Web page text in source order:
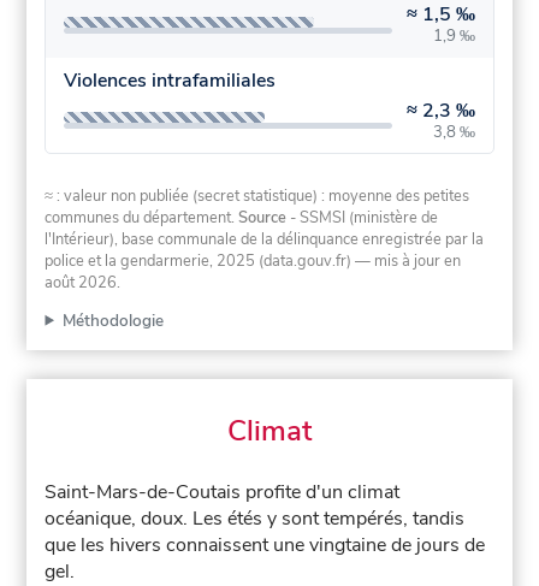
≈ 1,5 ‰
1,9 ‰
Violences intrafamiliales
≈ 2,3 ‰
3,8 ‰
≈ : valeur non publiée (secret statistique) : moyenne des petites
communes du département.Source - SSMSI (ministère de
l'Intérieur), base communale de la délinquance enregistrée par la
police et la gendarmerie, 2025 (data.gouv.fr) — mis à jour en
août 2026.
Méthodologie
Climat
Saint-Mars-de-Coutais profite d'un climat
océanique, doux. Les étés y sont tempérés, tandis
que les hivers connaissent une vingtaine de jours de
gel.